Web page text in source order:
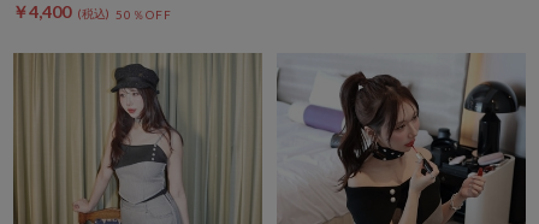
￥4,400 50％OFF